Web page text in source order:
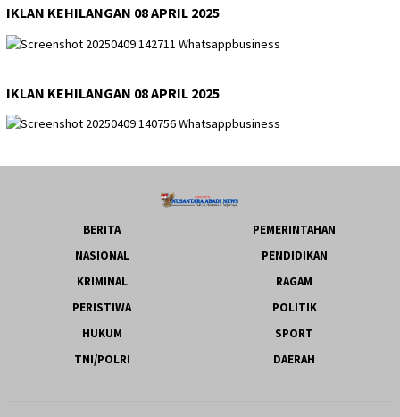
IKLAN KEHILANGAN 08 APRIL 2025
IKLAN KEHILANGAN 08 APRIL 2025
BERITA
PEMERINTAHAN
NASIONAL
PENDIDIKAN
KRIMINAL
RAGAM
PERISTIWA
POLITIK
HUKUM
SPORT
TNI/POLRI
DAERAH